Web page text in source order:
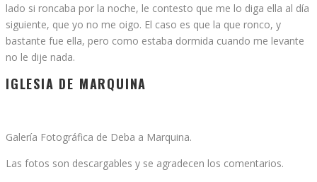
lado si roncaba por la noche, le contesto que me lo diga ella al día
siguiente, que yo no me oigo. El caso es que la que ronco, y
bastante fue ella, pero como estaba dormida cuando me levante
no le dije nada.
IGLESIA DE MARQUINA
Galería Fotográfica de Deba a Marquina.
Las fotos son descargables y se agradecen los comentarios.